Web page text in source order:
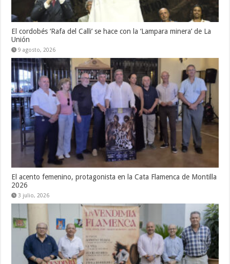
El cordobés ‘Rafa del Calli’ se hace con la ‘Lampara minera’ de La
Unión
9 agosto, 2026
El acento femenino, protagonista en la Cata Flamenca de Montilla
2026
3 julio, 2026